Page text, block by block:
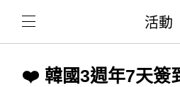
活動
❤️ 韓國3週年7天簽